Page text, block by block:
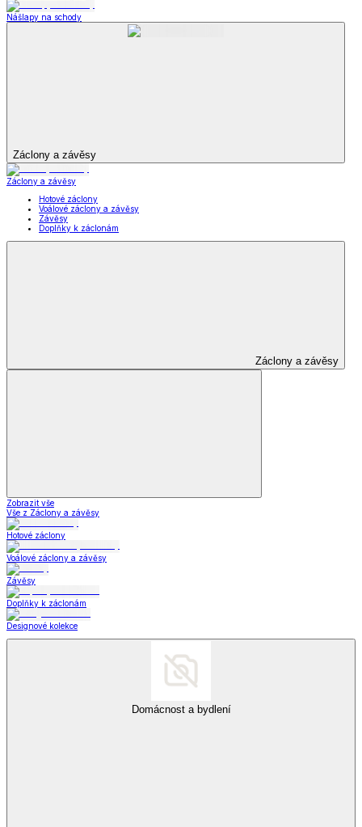
Nášlapy na schody
Záclony a závěsy
Záclony a závěsy
Hotové záclony
Voálové záclony a závěsy
Závěsy
Doplňky k záclonám
Záclony a závěsy
Zobrazit vše
Vše z Záclony a závěsy
Hotové záclony
Voálové záclony a závěsy
Závěsy
Doplňky k záclonám
Designové kolekce
Domácnost a bydlení